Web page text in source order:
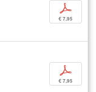
p
€ 7,95
p
€ 7,95